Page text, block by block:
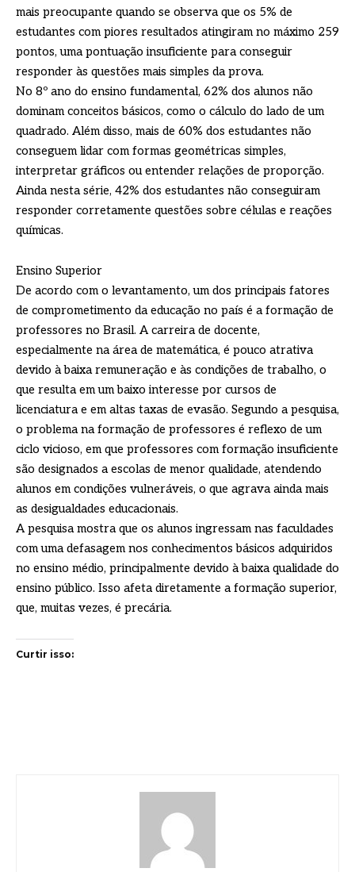
mais preocupante quando se observa que os 5% de
estudantes com piores resultados atingiram no máximo 259
pontos, uma pontuação insuficiente para conseguir
responder às questões mais simples da prova.
No 8º ano do ensino fundamental, 62% dos alunos não
dominam conceitos básicos, como o cálculo do lado de um
quadrado. Além disso, mais de 60% dos estudantes não
conseguem lidar com formas geométricas simples,
interpretar gráficos ou entender relações de proporção.
Ainda nesta série, 42% dos estudantes não conseguiram
responder corretamente questões sobre células e reações
químicas.
Ensino Superior
De acordo com o levantamento, um dos principais fatores
de comprometimento da educação no país é a formação de
professores no Brasil. A carreira de docente,
especialmente na área de matemática, é pouco atrativa
devido à baixa remuneração e às condições de trabalho, o
que resulta em um baixo interesse por cursos de
licenciatura e em altas taxas de evasão. Segundo a pesquisa,
o problema na formação de professores é reflexo de um
ciclo vicioso, em que professores com formação insuficiente
são designados a escolas de menor qualidade, atendendo
alunos em condições vulneráveis, o que agrava ainda mais
as desigualdades educacionais.
A pesquisa mostra que os alunos ingressam nas faculdades
com uma defasagem nos conhecimentos básicos adquiridos
no ensino médio, principalmente devido à baixa qualidade do
ensino público. Isso afeta diretamente a formação superior,
que, muitas vezes, é precária.
Curtir isso: